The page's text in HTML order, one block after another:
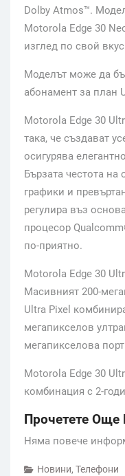
Dolby Atmos™.
Motorola Edge 30
изглед по свой
Моделът може да
абонамент за план
Motorola Edge 30
така, че създават
осигурява
Бързата честота
графики и
регулира въз
процесор
по-приятно.
Motorola Edge 30
Масивният 200-
Ultra Pixel
мегапикселов
мегапикселова
Motorola Edge 30
комбинация с 2-
Прочетете Още
Няма повече
Новини, Телефони